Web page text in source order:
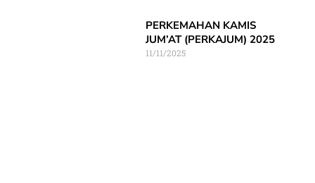
PERKEMAHAN KAMIS
JUM’AT (PERKAJUM) 2025
11/11/2025